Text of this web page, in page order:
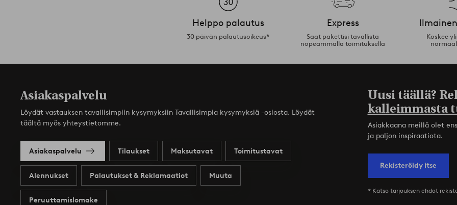
Helppo palautus
30 päivän palautusoikeus*
Express
Saat pakettisi tavallista
nopeammalla toimituksella
Koskee
Asiakaspalvelu
Löydät vastauksen tavallisimpiin kysymyksiin Tavallisimpia kysymyksiä -osiosta. Löydät
täältä myös yhteystietomme.
Asiakaspalvelu Tilaukset Maksutavat Toimitustavat
Alennukset Palautukset & Reklamaatiot Muuta
Peruuttamislomake
Uusi täällä?
kalleimmasta
Asiakkaana meillä olet
ja paljon inspiraatiota.
Rekisteröidy itse
* Katso tarjouksen ehdot